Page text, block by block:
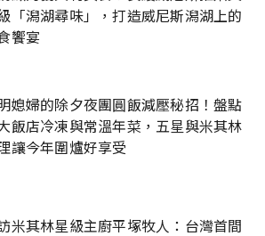
「潟湖尋味」，打造威尼斯潟湖上的
饗宴
媳婦的除夕夜團圓飯減壓秘招！盤點
飯店冷凍與常溫年菜，五星與米其林
讓今年圍爐好享受
米其林星級主廚平塚牧人：台灣首間